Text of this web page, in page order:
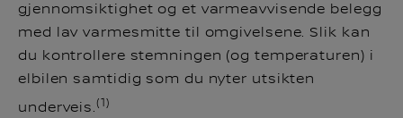
gjennomsiktighet og et varmeavvisende belegg
med lav varmesmitte til omgivelsene. Slik kan
du kontrollere stemningen (og temperaturen) i
elbilen samtidig som du nyter utsikten
underveis.(1)